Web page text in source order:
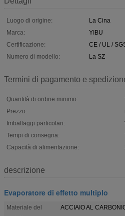
Luogo di origine:
La Cina
Marca:
YIBU
Certificazione:
CE / UL /
Numero di modello:
La SZ
Termini di pagamento e
Quantità di ordine minimo:
Prezzo:
Imballaggi particolari:
Tempi di consegna:
Capacità di alimentazione:
descrizione
Evaporatore di effetto multiplo
Materiale del
ACCIAIO AL